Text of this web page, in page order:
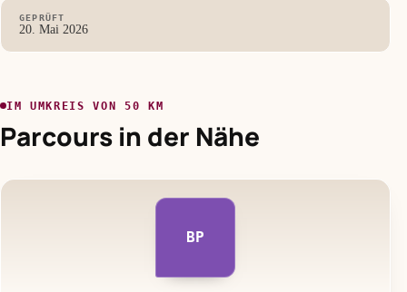
GEPRÜFT
20. Mai 2026
IM UMKREIS VON 50 KM
Parcours in der Nähe
BP